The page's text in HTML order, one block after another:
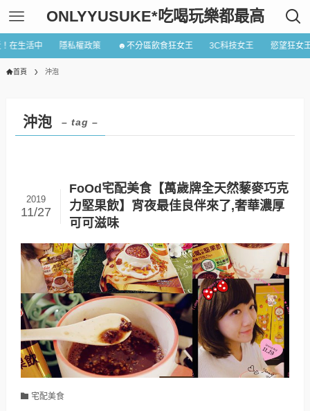
ONLYYUSUKE*吃喝玩樂都最高
在生活中 隱私權政策 ☻不分區飲食狂女王 3C科技女王 慾望狂女
首頁 沖泡
沖泡 – tag –
FoOd宅配美食【萬歲牌全天然藜麥巧克
力堅果飲】宵夜最佳良伴來了,奢華濃厚
可可滋味
2019
11/27
宅配美食